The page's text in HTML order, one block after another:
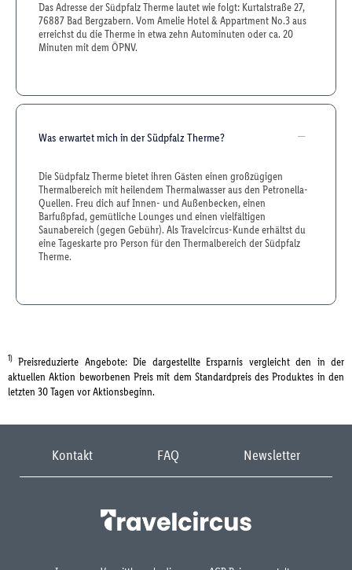
Das Adresse der Südpfalz Therme lautet wie folgt: Kurtalstraße 27,
76887 Bad Bergzabern. Vom Amelie Hotel & Appartment No.3 aus
erreichst du die Therme in etwa zehn Autominuten oder ca. 20
Minuten mit dem ÖPNV.
Was erwartet mich in der Südpfalz Therme?
Die Südpfalz Therme bietet ihren Gästen einen großzügigen
Thermalbereich mit heilendem Thermalwasser aus den Petronella-
Quellen. Freu dich auf Innen- und Außenbecken, einen
Barfußpfad, gemütliche Lounges und einen vielfältigen
Saunabereich (gegen Gebühr). Als Travelcircus-Kunde erhältst du
eine Tageskarte pro Person für den Thermalbereich der Südpfalz
Therme.
1) Preisreduzierte Angebote: Die dargestellte Ersparnis vergleicht den in der
aktuellen Aktion beworbenen Preis mit dem Standardpreis des Produktes in den
letzten 30 Tagen vor Aktionsbeginn.
Kontakt FAQ Newsletter